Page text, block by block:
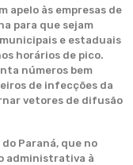
apelo às empresas de
para que sejam
e estaduais
horários de pico.
números bem
de infecções da
vetores de difusão
Paraná, que no
administrativa à